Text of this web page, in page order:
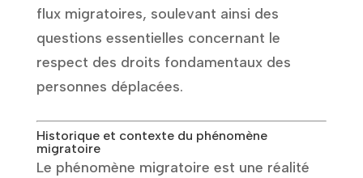
flux migratoires, soulevant ainsi des
questions essentielles concernant le
respect des droits fondamentaux des
personnes déplacées.
Historique et contexte du phénomène
migratoire
Le phénomène migratoire est une réalité